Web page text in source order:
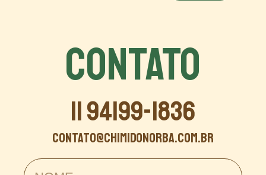
CONTATO
11 94199-1836
contato@chimidonorba.com.br